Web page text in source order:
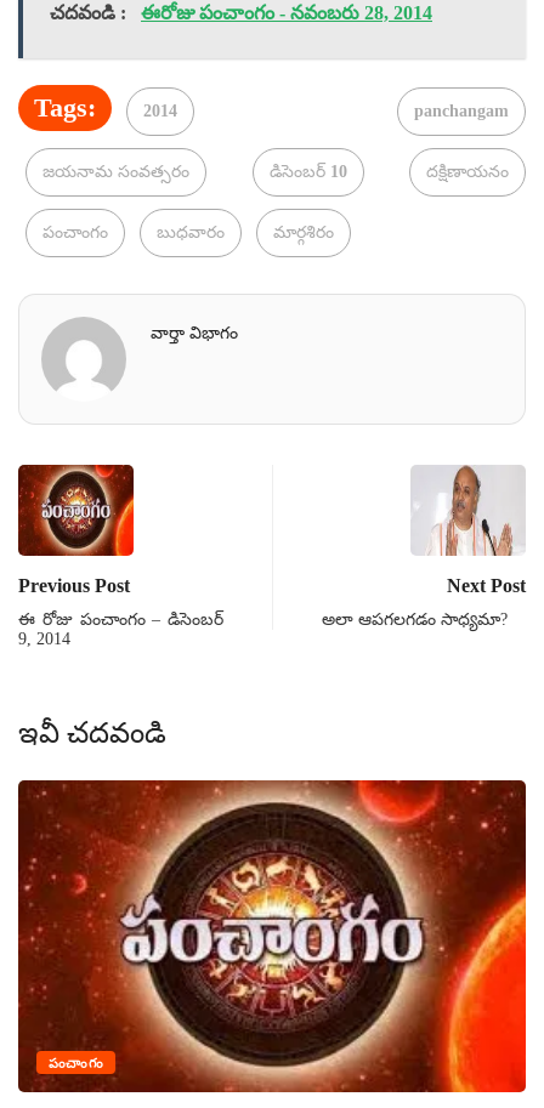
చదవండి : ఈరోజు పంచాంగం - నవంబరు 28, 2014
Tags: 2014 panchangam
జయనామ సంవత్సరం డిసెంబర్ 10 దక్షిణాయనం
పంచాంగం బుధవారం మార్గశిరం
వార్తా విభాగం
Previous Post
ఈ రోజు పంచాంగం – డిసెంబర్
9, 2014
Next Post
అలా ఆపగలగడం సాధ్యమా?
ఇవీ చదవండి
పంచాంగం